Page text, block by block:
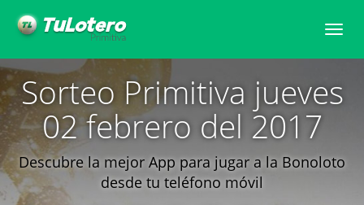
Toggle
Sorteo Primitiva jueves
02 febrero del 2017
Descubre la mejor App para jugar a la Bonoloto
desde tu teléfono móvil